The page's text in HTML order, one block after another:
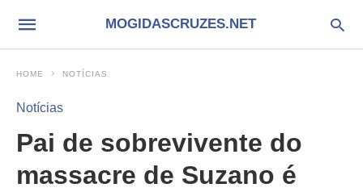
MOGIDASCRUZES.NET
HOME NOTÍCIAS
Notícias
Pai de sobrevivente do
massacre de Suzano é